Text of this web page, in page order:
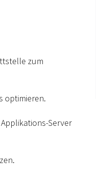
zum
optimieren.
Server